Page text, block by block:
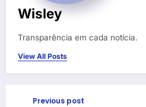
Wisley
Transparência em cada notícia.
View All Posts
Previous post